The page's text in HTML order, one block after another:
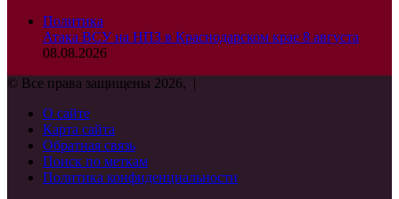
Политика
Атака ВСУ на НПЗ в Краснодарском крае 8 августа
08.08.2026
© Все права защищены 2026, |
О сайте
Карта сайта
Обратная связь
Поиск по меткам
Политика конфиденциальности